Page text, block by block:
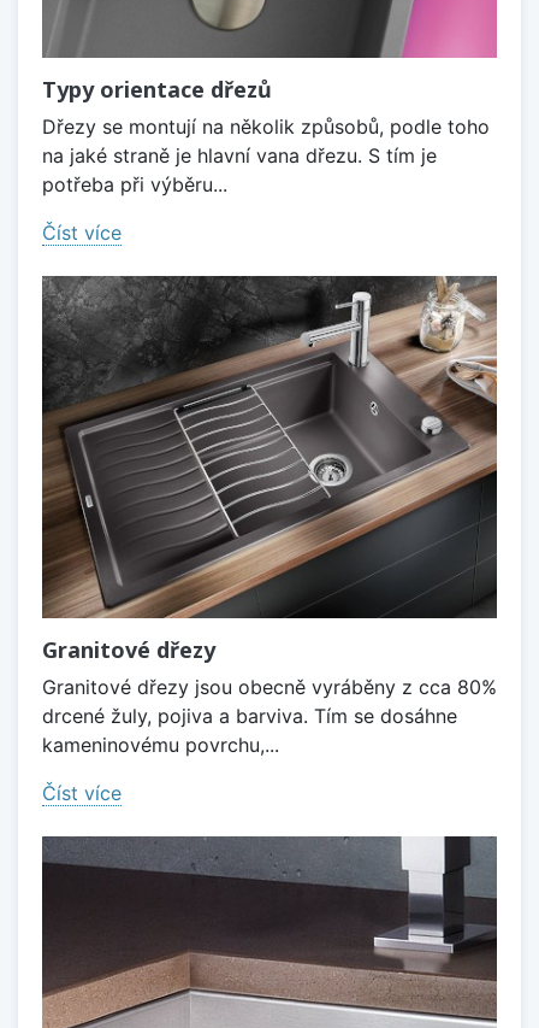
Typy orientace dřezů
Dřezy se montují na několik způsobů, podle toho
na jaké straně je hlavní vana dřezu. S tím je
potřeba při výběru...
Číst více
Granitové dřezy
Granitové dřezy jsou obecně vyráběny z cca 80%
drcené žuly, pojiva a barviva. Tím se dosáhne
kameninovému povrchu,...
Číst více